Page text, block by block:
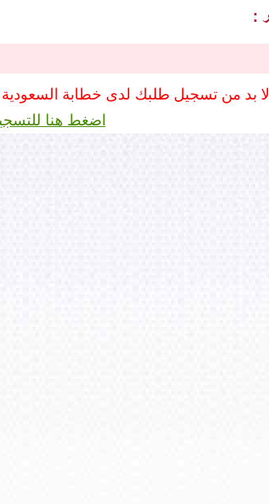
لا بد من تسجيل طلبك لدى خطابة
اضغط هنا